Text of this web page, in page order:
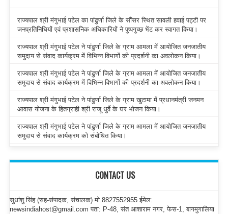
राज्यपाल श्री मंगुभाई पटेल का पांढुर्णा जिले के सौंसर स्थित सावली हवाई पट्टी पर
जनप्रतिनिधियों एवं प्रशासनिक अधिकारियों ने पुष्पगुच्छ भेंट कर स्वागत किया।
राज्यपाल श्री मंगुभाई पटेल ने पांढुर्णा जिले के ग्राम आमला में आयोजित जनजातीय
समुदाय से संवाद कार्यक्रम में विभिन्न विभागों की प्रदर्शनी का अवलोकन किया।
राज्यपाल श्री मंगुभाई पटेल ने पांढुर्णा जिले के ग्राम आमला में आयोजित जनजातीय
समुदाय से संवाद कार्यक्रम में विभिन्न विभागों की प्रदर्शनी का अवलोकन किया।
राज्यपाल श्री मंगुभाई पटेल ने पांढुर्णा जिले के ग्राम खुटामा में प्रधानमंत्री जनमन
आवास योजना के हितग्राही श्री राजू धुर्वे के घर भोजन किया।
राज्यपाल श्री मंगुभाई पटेल ने पांढुर्णा जिले के ग्राम आमला में आयोजित जनजातीय
समुदाय से संवाद कार्यक्रम को संबोधित किया।
CONTACT US
सुधांशु सिंह (सह-संपादक, संचालक) मो.8827552955 ईमेल:
newsindiahost@gmail.com पता: P-48, संत आशाराम नगर, फेस-1, बागमुगालिया